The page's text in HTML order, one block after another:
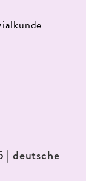
| deutsche